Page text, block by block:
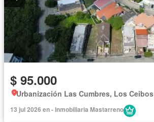
$ 95.000
Urbanización Las Cumbres, Los Ceibos
13 jul 2026 en - Inmobiliaria Mastarreno